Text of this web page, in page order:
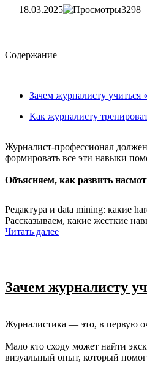
| 18.03.2025 3298
Cодержание
Зачем журналисту учиться
Как журналисту
Журналист-профессионал
формировать все эти навыки
Объясняем, как развить
Редактура и data mining: какие
Рассказываем, какие жесткие
Читать далее
Зачем журналисту
Журналистика — это, в первую
Мало кто сходу может найти
визуальный опыт, который